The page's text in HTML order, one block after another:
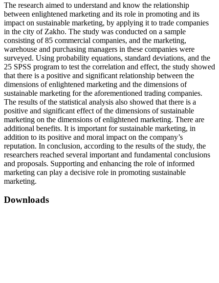
The research aimed to understand and know the relationship
between enlightened marketing and its role in promoting and its
impact on sustainable marketing, by applying it to trade companies
in the city of Zakho. The study was conducted on a sample
consisting of 85 commercial companies, and the marketing,
warehouse and purchasing managers in these companies were
surveyed. Using probability equations, standard deviations, and the
25 SPSS program to test the correlation and effect, the study showed
that there is a positive and significant relationship between the
dimensions of enlightened marketing and the dimensions of
sustainable marketing for the aforementioned trading companies.
The results of the statistical analysis also showed that there is a
positive and significant effect of the dimensions of sustainable
marketing on the dimensions of enlightened marketing. There are
additional benefits. It is important for sustainable marketing, in
addition to its positive and moral impact on the company’s
reputation. In conclusion, according to the results of the study, the
researchers reached several important and fundamental conclusions
and proposals. Supporting and enhancing the role of informed
marketing can play a decisive role in promoting sustainable
marketing.
Downloads